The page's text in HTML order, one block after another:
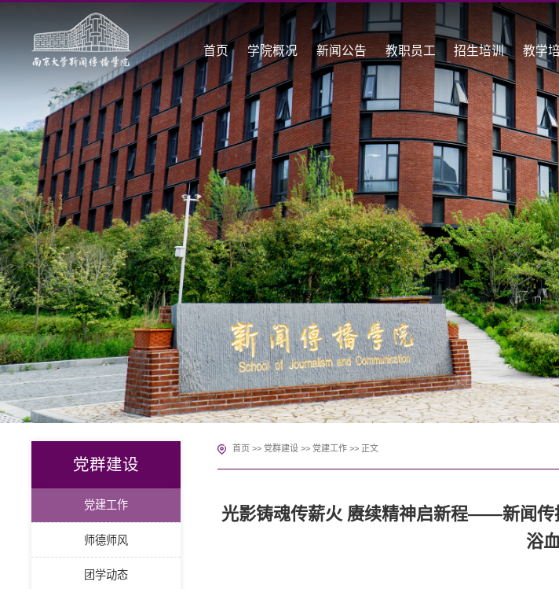
首页 学院概况 新闻公告 教职员工 招生培训 教学
党群建设
党建工作
师德师风
团学动态
首页 >> 党群建设 >> 党建工作 >> 正文
光影铸魂传薪火 赓续精神启新程——新闻传
浴